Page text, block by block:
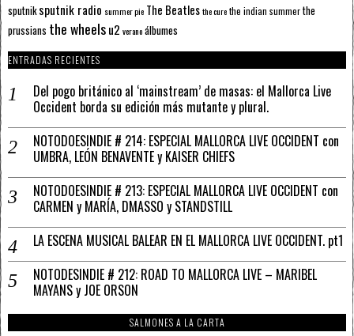
sputnik sputnik radio summer pie The Beatlesthe curethe indian summerthe
prussians the wheelsu2 veranoálbumes
ENTRADAS RECIENTES
Del pogo británico al ‘mainstream’ de masas: el Mallorca Live
Occident borda su edición más mutante y plural.
NOTODOESINDIE # 214: ESPECIAL MALLORCA LIVE OCCIDENT con
UMBRA, LEÓN BENAVENTE y KAISER CHIEFS
NOTODOESINDIE # 213: ESPECIAL MALLORCA LIVE OCCIDENT con
CARMEN y MARÍA, DMASSO y STANDSTILL
LA ESCENA MUSICAL BALEAR EN EL MALLORCA LIVE OCCIDENT. pt1
NOTODESINDIE # 212: ROAD TO MALLORCA LIVE – MARIBEL
MAYANS y JOE ORSON
SALMONES A LA CARTA